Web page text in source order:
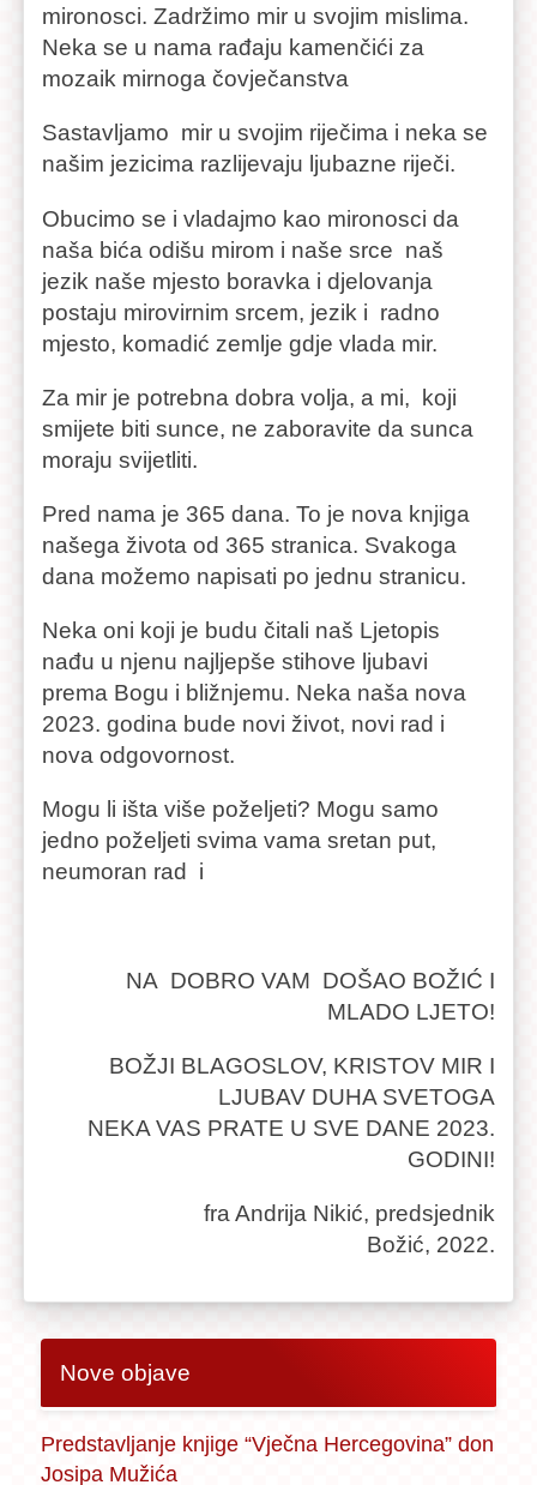
mironosci. Zadržimo mir u svojim mislima.
Neka se u nama rađaju kamenčići za
mozaik mirnoga čovječanstva
Sastavljamo mir u svojim riječima i neka se
našim jezicima razlijevaju ljubazne riječi.
Obucimo se i vladajmo kao mironosci da
naša bića odišu mirom i naše srce naš
jezik naše mjesto boravka i djelovanja
postaju mirovirnim srcem, jezik i radno
mjesto, komadić zemlje gdje vlada mir.
Za mir je potrebna dobra volja, a mi, koji
smijete biti sunce, ne zaboravite da sunca
moraju svijetliti.
Pred nama je 365 dana. To je nova knjiga
našega života od 365 stranica. Svakoga
dana možemo napisati po jednu stranicu.
Neka oni koji je budu čitali naš Ljetopis
nađu u njenu najljepše stihove ljubavi
prema Bogu i bližnjemu. Neka naša nova
2023. godina bude novi život, novi rad i
nova odgovornost.
Mogu li išta više poželjeti? Mogu samo
jedno poželjeti svima vama sretan put,
neumoran rad i
NA DOBRO VAM DOŠAO BOŽIĆ I
MLADO LJETO!
BOŽJI BLAGOSLOV, KRISTOV MIR I
LJUBAV DUHA SVETOGA
NEKA VAS PRATE U SVE DANE 2023.
GODINI!
fra Andrija Nikić, predsjednik
Božić, 2022.
Nove objave
Predstavljanje knjige “Vječna Hercegovina” don
Josipa Mužića